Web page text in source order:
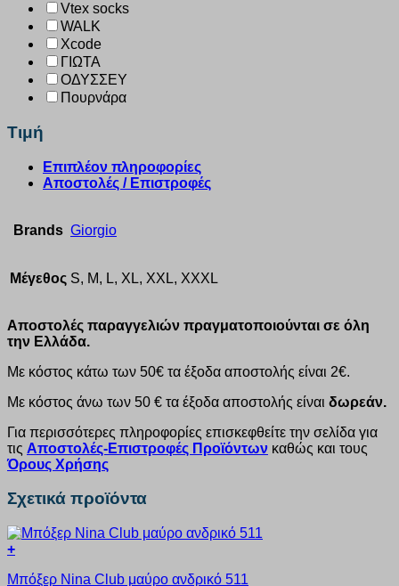
Vtex socks
WALK
Xcode
ΓΙΩΤΑ
ΟΔΥΣΣΕΥ
Πουρνάρα
Τιμή
Επιπλέον πληροφορίες
Αποστολές / Επιστροφές
Brands Giorgio
Μέγεθος S, M, L, XL, XXL, XXXL
Αποστολές παραγγελιών πραγματοποιούνται σε όλη
την Ελλάδα.
Με κόστος κάτω των 50€ τα έξοδα αποστολής είναι 2€.
Με κόστος άνω των 50 € τα έξοδα αποστολής είναι δωρεάν.
Για περισσότερες πληροφορίες επισκεφθείτε την σελίδα για
τις Αποστολές-Επιστροφές Προϊόντων καθώς και τους
Όρους Χρήσης
Σχετικά προϊόντα
+
το
Μπόξερ Nina Club μαύρο ανδρικό 511